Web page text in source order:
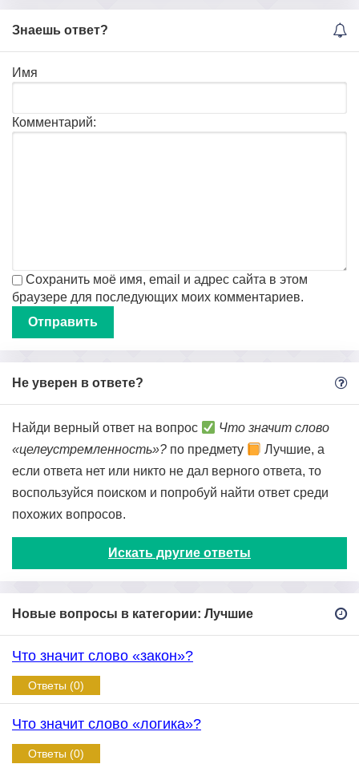
Знаешь ответ?
Имя
Комментарий:
Сохранить моё имя, email и адрес сайта в этом
браузере для последующих моих комментариев.
Не уверен в ответе?
Найди верный ответ на вопрос
Что значит слово
«целеустремленность»? по предмету
Лучшие, а
если ответа нет или никто не дал верного ответа, то
воспользуйся поиском и попробуй найти ответ среди
похожих вопросов.
Искать другие ответы
Новые вопросы в категории: Лучшие
Что значит слово «закон»?
Ответы (0)
Что значит слово «логика»?
Ответы (0)